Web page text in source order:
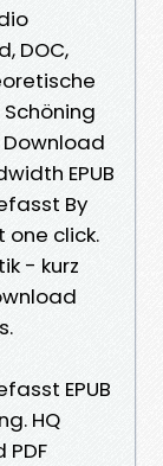
DOC,
Download
EPUB
By
one click.
- kurz
EPUB
HQ
PDF